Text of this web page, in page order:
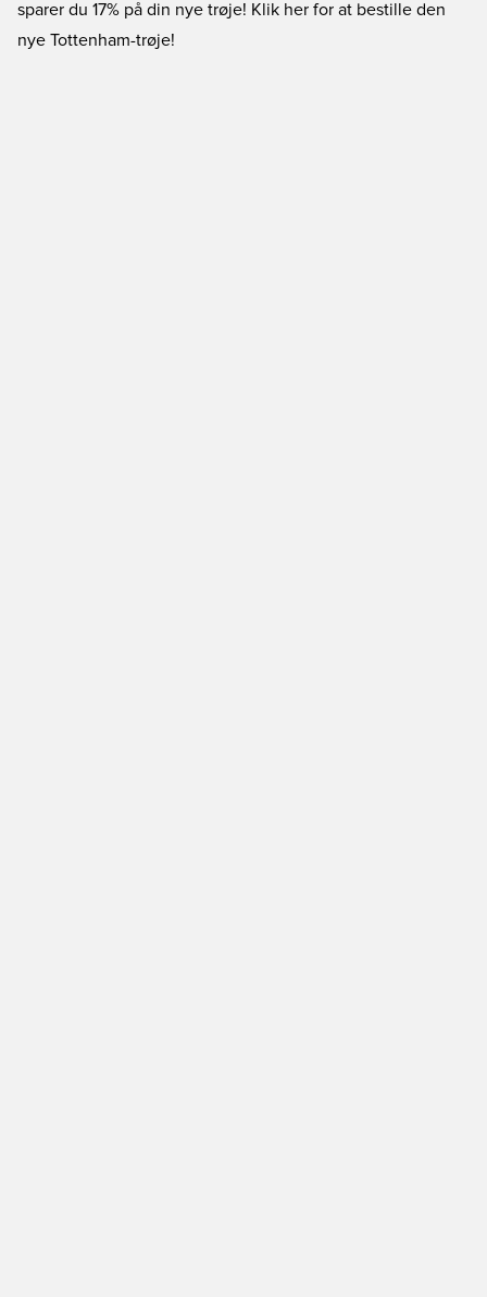
sparer du 17% på din nye trøje! Klik her for at bestille den
nye Tottenham-trøje!